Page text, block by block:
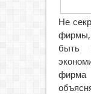
Не
фирмы,
быть
фирма